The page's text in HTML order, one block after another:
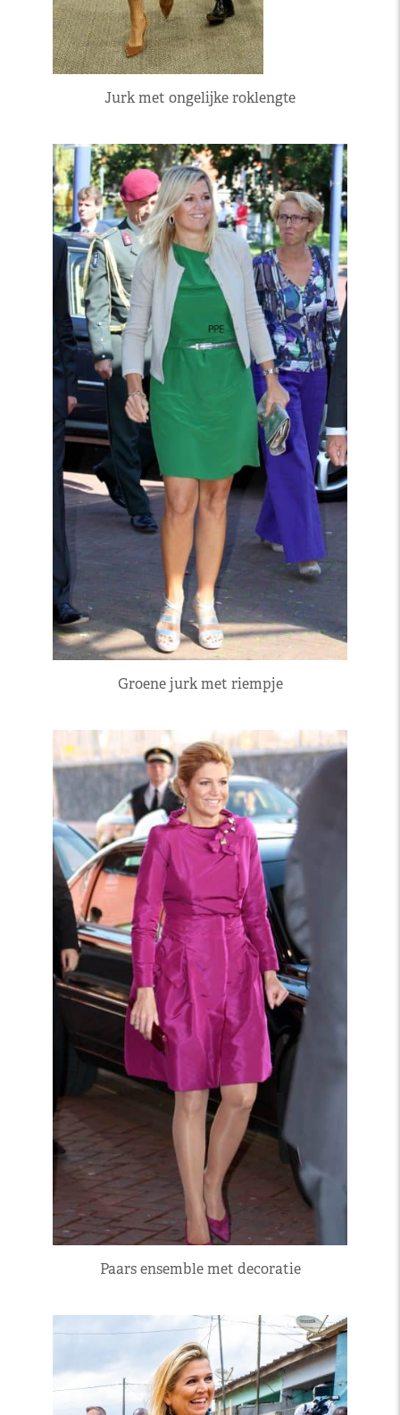
Jurk met ongelijke roklengte
Groene jurk met riempje
Paars ensemble met decoratie